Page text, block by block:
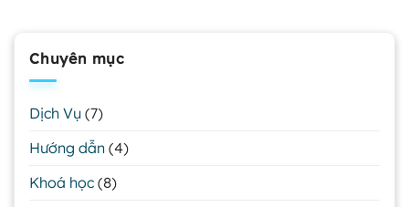
Chuyên mục
Dịch Vụ (7)
Hướng dẫn (4)
Khoá học (8)